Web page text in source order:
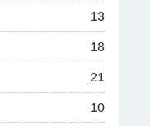
13
18
21
10